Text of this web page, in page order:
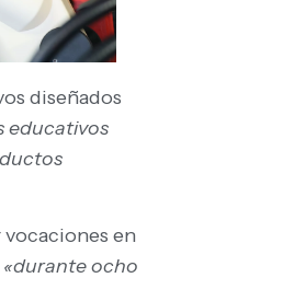
diseñados
educativos
vocaciones en
«durante ocho